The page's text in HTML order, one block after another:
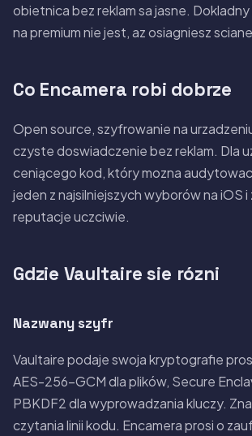
obietnica bez reklam sa jasne.
na premium nie jest, az osiagniesz
Co Encamera robi dobrze
Open source, szyfrowanie na
czyste doswiadczenie bez reklam. Dla
ceniącego kod, który mozna
jeden z najsilniejszych wyborów na iOS i
reputacje uczciwie.
Gdzie Vaultaire sie rózni
Nazwany szyfr
Vaultaire podaje swoja kryptografie
AES-256-GCM dla plików, Secure
PBKDF2 dla wyprowadzania kluczy.
czytania linii kodu. Encamera prosi o